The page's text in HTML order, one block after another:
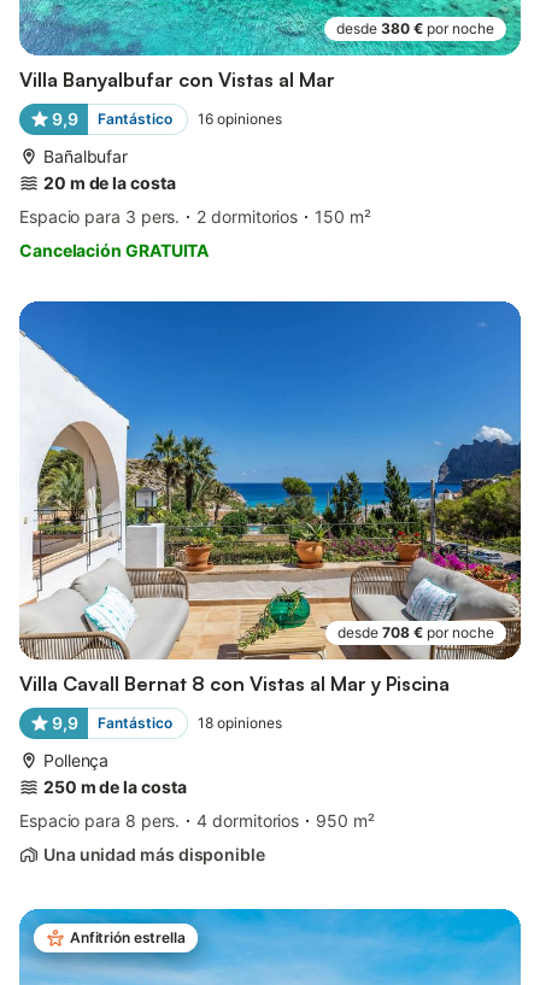
desde 380 € por noche
Villa Banyalbufar con Vistas al Mar
9,9 Fantástico 16 opiniones
Bañalbufar
20 m de la costa
Espacio para 3 pers.
2 dormitorios
150 m²
Cancelación GRATUITA
desde 708 € por noche
Villa Cavall Bernat 8 con Vistas al Mar y Piscina
9,9 Fantástico 18 opiniones
Pollença
250 m de la costa
Espacio para 8 pers.
4 dormitorios
950 m²
Una unidad más disponible
Anfitrión estrella